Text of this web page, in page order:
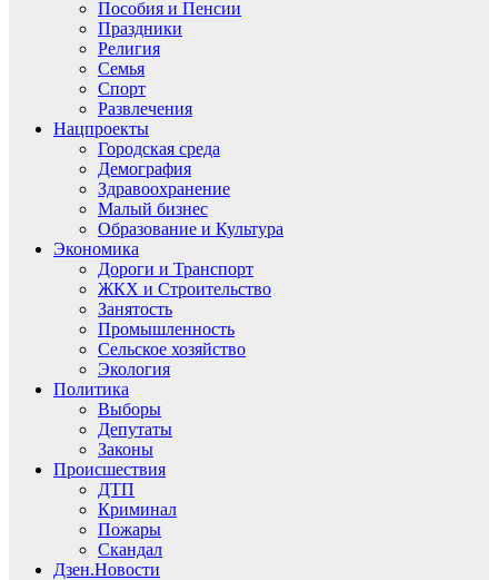
Пособия и Пенсии
Праздники
Религия
Семья
Спорт
Развлечения
Нацпроекты
Городская среда
Демография
Здравоохранение
Малый бизнес
Образование и Культура
Экономика
Дороги и Транспорт
ЖКХ и Строительство
Занятость
Промышленность
Сельское хозяйство
Экология
Политика
Выборы
Депутаты
Законы
Происшествия
ДТП
Криминал
Пожары
Скандал
Дзен.Новости